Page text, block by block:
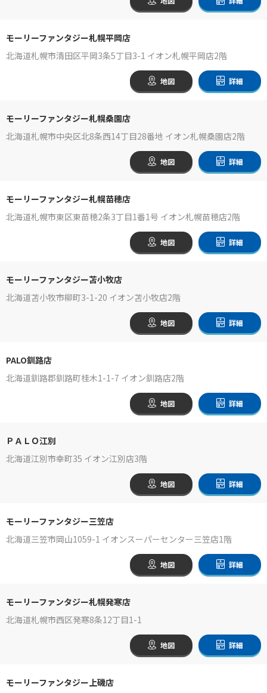
モーリーファンタジー札幌平岡店
北海道札幌市清田区平岡3条5丁目3-1 イオン札幌平岡店2階
地図 詳細
モーリーファンタジー札幌桑園店
北海道札幌市中央区北8条西14丁目28番地 イオン札幌桑園店2階
地図 詳細
モーリーファンタジー札幌苗穂店
北海道札幌市東区東苗穂2条3丁目1番1号 イオン札幌苗穂店2階
地図 詳細
モーリーファンタジー苫小牧店
北海道苫小牧市柳町3-1-20 イオン苫小牧店2階
地図 詳細
PALO釧路店
北海道釧路郡釧路町桂木1-1-7 イオン釧路店2階
地図 詳細
ＰＡＬＯ江別
北海道江別市幸町35 イオン江別店3階
地図 詳細
モーリーファンタジー三笠店
北海道三笠市岡山1059-1 イオンスーパーセンター三笠店1階
地図 詳細
モーリーファンタジー札幌発寒店
北海道札幌市西区発寒8条12丁目1-1
地図 詳細
モーリーファンタジー上磯店